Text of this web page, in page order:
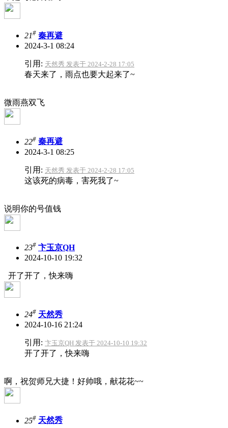
21# 秦再避
2024-3-1 08:24
引用: 天然秀 发表于 2024-2-28 17:05
春天来了，雨点也要大起来了~
微雨燕双飞
22# 秦再避
2024-3-1 08:25
引用: 天然秀 发表于 2024-2-28 17:05
这该死的病毒，害死我了~
说明你的号值钱
23# 卞玉京QH
2024-10-10 19:32
开了开了，快来嗨
24# 天然秀
2024-10-16 21:24
引用: 卞玉京QH 发表于 2024-10-10 19:32
开了开了，快来嗨
啊，祝贺师兄大捷！好帅哦，献花花~~
25# 天然秀